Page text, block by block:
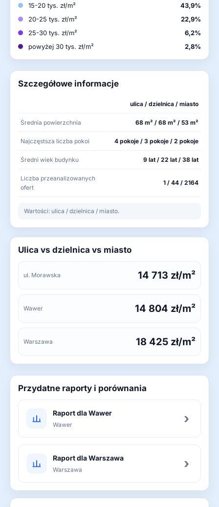
15-20 tys. zł/m²
43,9%
20-25 tys. zł/m²
22,9%
25-30 tys. zł/m²
6,2%
powyżej 30 tys. zł/m²
2,8%
Szczegółowe informacje
ulica / dzielnica / miasto
Średnia powierzchnia 68 m² / 68 m² / 53 m²
Najczęstsza liczba pokoi 4 pokoje / 3 pokoje / 2 pokoje
Średni wiek budynku 9 lat / 22 lat / 38 lat
Liczba przeanalizowanych
ofert
1 / 44 / 2164
Wartości: ulica / dzielnica / miasto.
Ulica vs dzielnica vs miasto
ul. Morawska 14 713 zł/m²
Wawer 14 804 zł/m²
Warszawa 18 425 zł/m²
Przydatne raporty i porównania
Raport dla Wawer
Wawer ›
Raport dla Warszawa
Warszawa ›